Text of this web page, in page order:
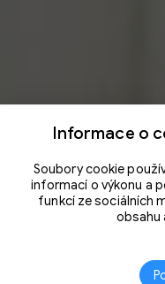
Informace o
Soubory cookie
informací o výkonu a
funkcí ze sociálních
obsahu